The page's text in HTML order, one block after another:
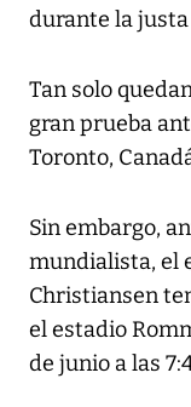
durante la
Tan solo
gran prueba
Toronto,
Sin embargo,
mundialista, el
Christiansen
el estadio
de junio a las